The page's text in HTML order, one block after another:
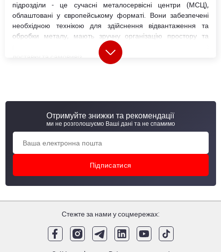
підрозділи - це сучасні металосервісні центри (МСЦ),
облаштовані у європейському форматі. Вони забезпечені
необхідною технікою для здійснення відвантаження та
обробки металу, мають зручну організацію простору та
розширені зони для в'їзду транспорту, що значно спрощує
доставку та самовивіз.
категорій металопродукції, а також реалізує товари
провідних українських та світових виробників.
Металобази і металосервісні центри АВ
метал груп
"АВ метал груп" оновила формат своїх відділень, змінивши
можливостями надання послуг. Крім складу металевої
продукції та продажів, в металлосервісних центрах
здійснюється пер винна обробка металу. "АВ металл групп"
Отримуйте знижки та рекомендації
ми не розголошуємо Ваші дані та не спамимо
Стежте за нами у соцмережах: